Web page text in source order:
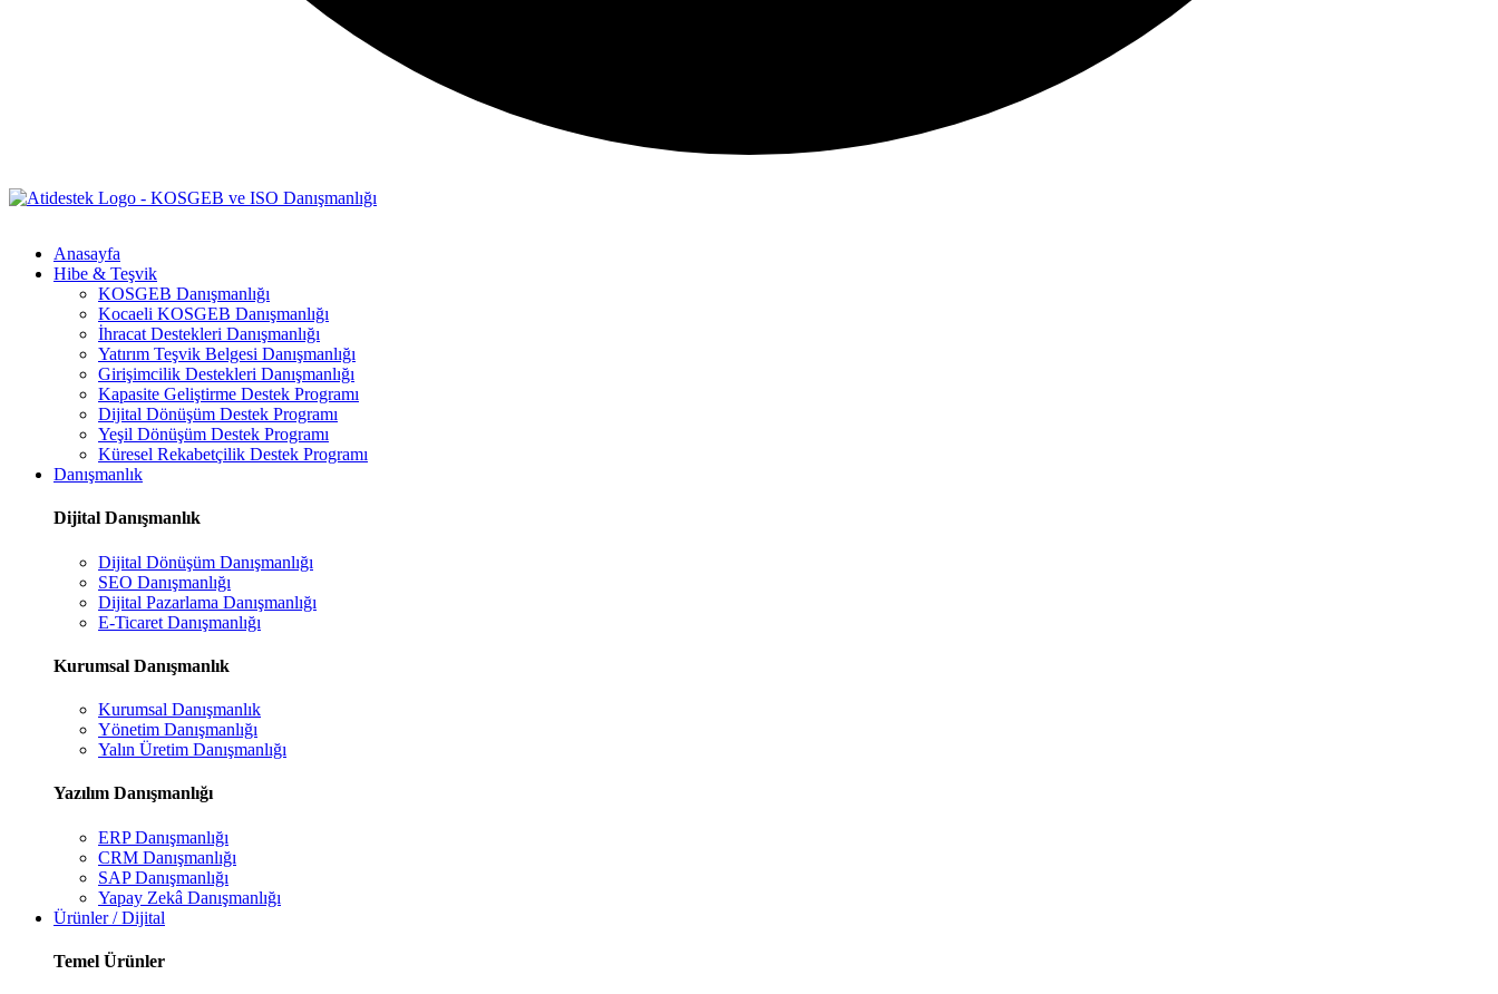
Anasayfa
Hibe & Teşvik
KOSGEB Danışmanlığı
Kocaeli KOSGEB Danışmanlığı
İhracat Destekleri Danışmanlığı
Yatırım Teşvik Belgesi Danışmanlığı
Girişimcilik Destekleri Danışmanlığı
Kapasite Geliştirme Destek Programı
Dijital Dönüşüm Destek Programı
Yeşil Dönüşüm Destek Programı
Küresel Rekabetçilik Destek Programı
Danışmanlık
Dijital Danışmanlık
Dijital Dönüşüm Danışmanlığı
SEO Danışmanlığı
Dijital Pazarlama Danışmanlığı
E-Ticaret Danışmanlığı
Kurumsal Danışmanlık
Kurumsal Danışmanlık
Yönetim Danışmanlığı
Yalın Üretim Danışmanlığı
Yazılım Danışmanlığı
ERP Danışmanlığı
CRM Danışmanlığı
SAP Danışmanlığı
Yapay Zekâ Danışmanlığı
Ürünler / Dijital
Temel Ürünler